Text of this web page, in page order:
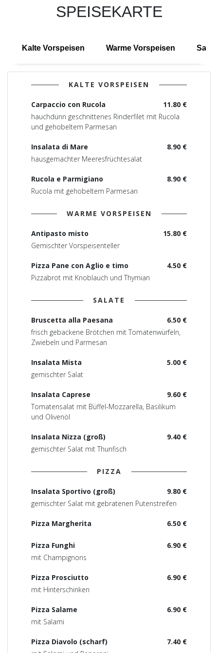
SPEISEKARTE
Kalte Vorspeisen Warme Vorspeisen
KALTE VORSPEISEN
11.80 €
Carpaccio con Rucola
hauchdünn geschnittenes Rinderfilet mit Rucola
und gehobeltem Parmesan
8.90 €
Insalata di Mare
hausgemachter Meeresfrüchtesalat
8.90 €
Rucola e Parmigiano
Rucola mit gehobeltem Parmesan
WARME VORSPEISEN
15.80 €
Antipasto misto
Gemischter Vorspeisenteller
4.50 €
Pizza Pane con Aglio e timo
Pizzabrot mit Knoblauch und Thymian
SALATE
6.50 €
Bruscetta alla Paesana
frisch gebackene Brötchen mit Tomatenwürfeln,
Zwiebeln und Parmesan
5.00 €
Insalata Mista
gemischter Salat
9.60 €
Insalata Caprese
Tomatensalat mit Büffel-Mozzarella, Basilikum
und Olivenöl
9.40 €
Insalata Nizza (groß)
gemischter Salat mit Thunfisch
PIZZA
9.80 €
Insalata Sportivo (groß)
gemischter Salat mit gebratenen Putenstreifen
6.50 €
Pizza Margherita
6.90 €
Pizza Funghi
mit Champignons
6.90 €
Pizza Prosciutto
mit Hinterschinken
6.90 €
Pizza Salame
mit Salami
7.40 €
Pizza Diavolo (scharf)